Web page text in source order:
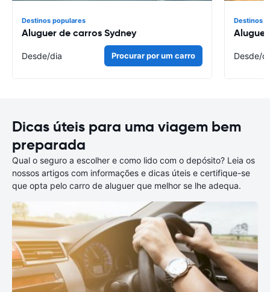
Destinos populares
Aluguer de carros Sydney
Desde/dia Procurar por um carro
Destinos
Desde/
Dicas úteis para uma viagem bem
preparada
Qual o seguro a escolher e como lido com o depósito? Leia os
nossos artigos com informações e dicas úteis e certifique-se
que opta pelo carro de aluguer que melhor se lhe adequa.